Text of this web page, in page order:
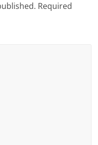
Required